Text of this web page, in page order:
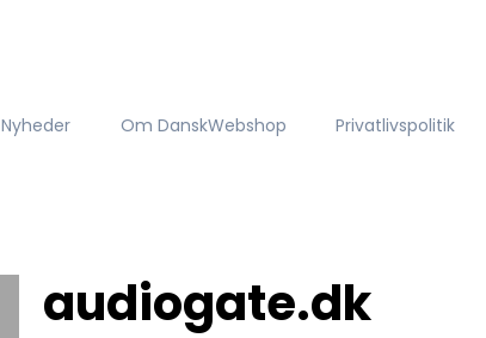
Nyheder Om DanskWebshop Privatlivspolitik
audiogate.dk